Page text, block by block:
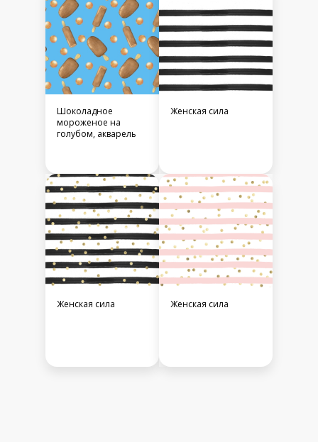
Шоколадное
мороженое на
голубом, акварель
Женская сила
Женская сила Женская сила